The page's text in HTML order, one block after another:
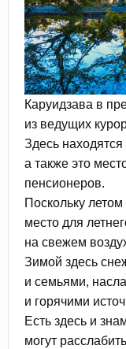
Каруидзава в
из ведущих
Здесь
а также это
пенсионеров.
Поскольку
место для
на свежем
Зимой здесь
и семьями,
и горячими
Есть здесь и
могут